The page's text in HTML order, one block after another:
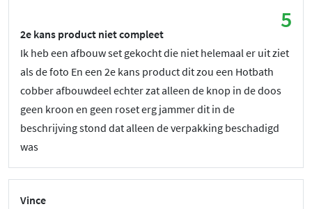
5
2e kans product niet compleet
Ik heb een afbouw set gekocht die niet helemaal er uit ziet
als de foto En een 2e kans product dit zou een Hotbath
cobber afbouwdeel echter zat alleen de knop in de doos
geen kroon en geen roset erg jammer dit in de
beschrijving stond dat alleen de verpakking beschadigd
was
Vince